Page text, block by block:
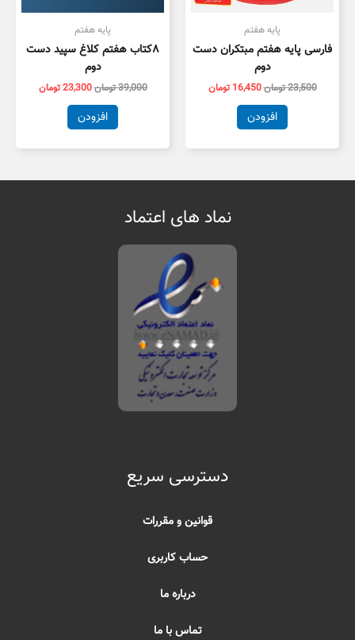
پایه هفتم
فارسی پایه هفتم مبتکران دست
دوم
23,500تومان16,450 تومان
افزودن
پایه هفتم
۸کتاب هفتم کلاغ سپید دست
دوم
39,000تومان23,300تومان
افزودن
نماد های اعتماد
دسترسی سریع
قوانین و مقررات
حساب کاربری
درباره ما
تماس با ما